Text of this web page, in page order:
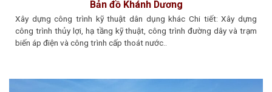
Bản đồ Khánh Dương
Xây dựng công trình kỹ thuật dân dụng khác Chi tiết: Xây dựng
công trình thủy lợi, hạ tầng kỹ thuật, công trình đường dây và trạm
biến áp điện và công trình cấp thoát nước..